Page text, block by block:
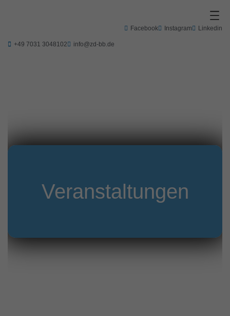
Facebook Instagram Linkedin
+49 7031 3048102 info@zd-bb.de
Veranstaltungen